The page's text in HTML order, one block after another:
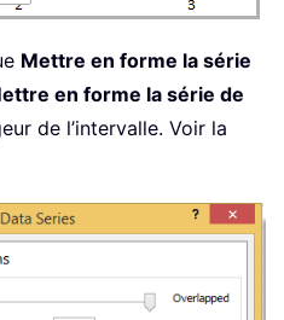
Mettre en forme la série
en forme la série de
de l’intervalle. Voir la